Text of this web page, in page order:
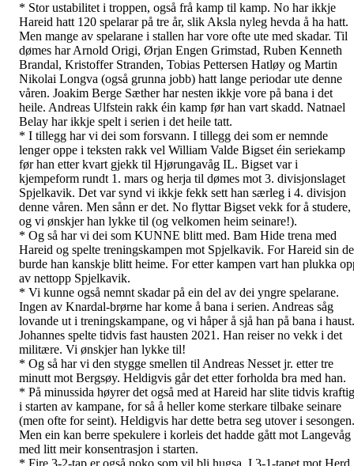
* Stor ustabilitet i troppen, også frå kamp til kamp. No har ikkje
Hareid hatt 120 spelarar på tre år, slik Aksla nyleg hevda å ha hatt.
Men mange av spelarane i stallen har vore ofte ute med skadar. Til
dømes har Arnold Origi, Ørjan Engen Grimstad, Ruben Kenneth
Brandal, Kristoffer Stranden, Tobias Pettersen Hatløy og Martin
Nikolai Longva (også grunna jobb) hatt lange periodar ute denne
våren. Joakim Berge Sæther har nesten ikkje vore på bana i det
heile. Andreas Ulfstein rakk éin kamp før han vart skadd. Natnael
Belay har ikkje spelt i serien i det heile tatt.
* I tillegg har vi dei som forsvann. I tillegg dei som er nemnde
lenger oppe i teksten rakk vel William Valde Bigset éin seriekamp
før han etter kvart gjekk til Hjørungavåg IL. Bigset var i
kjempeform rundt 1. mars og herja til dømes mot 3. divisjonslaget
Spjelkavik. Det var synd vi ikkje fekk sett han særleg i 4. divisjon
denne våren. Men sånn er det. No flyttar Bigset vekk for å studere,
og vi ønskjer han lykke til (og velkomen heim seinare!).
* Og så har vi dei som KUNNE blitt med. Bam Hide trena med
Hareid og spelte treningskampen mot Spjelkavik. For Hareid sin
burde han kanskje blitt heime. For etter kampen vart han plukka
av nettopp Spjelkavik.
* Vi kunne også nemnt skadar på ein del av dei yngre spelarane.
Ingen av Knardal-brørne har kome å bana i serien. Andreas såg
lovande ut i treningskampane, og vi håper å sjå han på bana i haust.
Johannes spelte tidvis fast hausten 2021. Han reiser no vekk i det
militære. Vi ønskjer han lykke til!
* Og så har vi den stygge smellen til Andreas Nesset jr. etter tre
minutt mot Bergsøy. Heldigvis går det etter forholda bra med han.
* På minussida høyrer det også med at Hareid har slite tidvis kraftig
i starten av kampane, for så å heller kome sterkare tilbake seinare
(men ofte for seint). Heldigvis har dette betra seg utover i sesongen.
Men ein kan berre spekulere i korleis det hadde gått mot Langevåg
med litt meir konsentrasjon i starten.